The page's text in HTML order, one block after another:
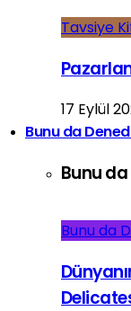
Tavsiye
17 Eylül
Bunu da
Bunu
Bunu da